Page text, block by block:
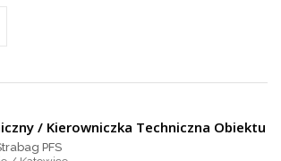
/ Kierowniczka Techniczna Obiektu
PFS